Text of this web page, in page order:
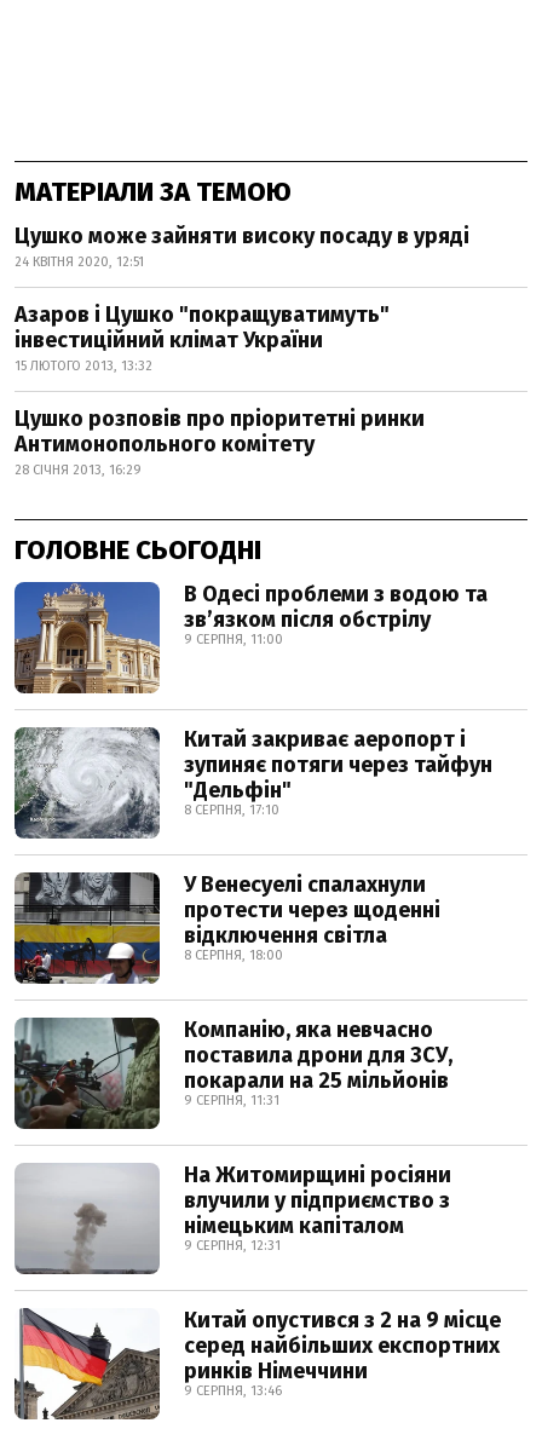
МАТЕРІАЛИ ЗА ТЕМОЮ
Цушко може зайняти високу посаду в уряді
24 КВІТНЯ 2020, 12:51
Азаров і Цушко "покращуватимуть"
інвестиційний клімат України
15 ЛЮТОГО 2013, 13:32
Цушко розповів про пріоритетні ринки
Антимонопольного комітету
28 СІЧНЯ 2013, 16:29
ГОЛОВНЕ СЬОГОДНІ
В Одесі проблеми з водою та
звʼязком після обстрілу
9 СЕРПНЯ, 11:00
Китай закриває аеропорт і
зупиняє потяги через тайфун
"Дельфін"
8 СЕРПНЯ, 17:10
У Венесуелі спалахнули
протести через щоденні
відключення світла
8 СЕРПНЯ, 18:00
Компанію, яка невчасно
поставила дрони для ЗСУ,
покарали на 25 мільйонів
9 СЕРПНЯ, 11:31
На Житомирщині росіяни
влучили у підприємство з
німецьким капіталом
9 СЕРПНЯ, 12:31
Китай опустився з 2 на 9 місце
серед найбільших експортних
ринків Німеччини
9 СЕРПНЯ, 13:46